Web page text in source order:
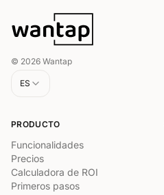
© 2026 Wantap
ES
PRODUCTO
Funcionalidades
Precios
Calculadora de ROI
Primeros pasos